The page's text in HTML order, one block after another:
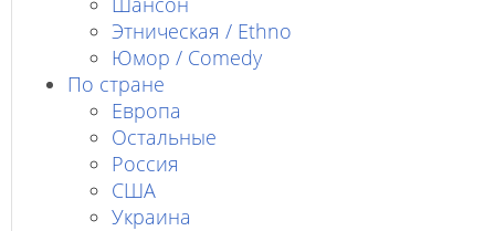
Этническая / Ethno
Юмор / Comedy
По стране
Европа
Остальные
Россия
США
Украина